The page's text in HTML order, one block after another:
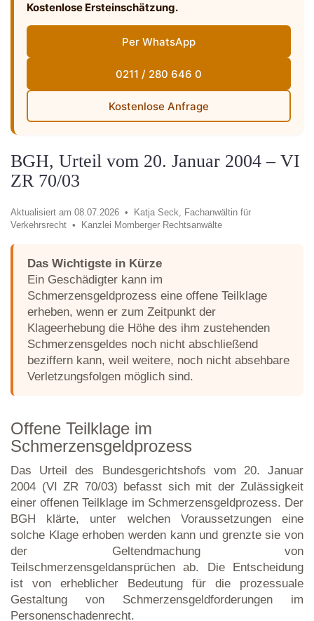
Kostenlose Ersteinschätzung.
Per WhatsApp
0211 / 280 646 0
Kostenlose Anfrage
BGH, Urteil vom 20. Januar 2004 – VI
ZR 70/03
Aktualisiert am 08.07.2026 •
Katja Seck, Fachanwältin für
Verkehrsrecht •
Kanzlei Momberger Rechtsanwälte
Das Wichtigste in Kürze
Ein Geschädigter kann im
Schmerzensgeldprozess eine offene Teilklage
erheben, wenn er zum Zeitpunkt der
Klageerhebung die Höhe des ihm zustehenden
Schmerzensgeldes noch nicht abschließend
beziffern kann, weil weitere, noch nicht absehbare
Verletzungsfolgen möglich sind.
Offene Teilklage im
Schmerzensgeldprozess
Das Urteil des Bundesgerichtshofs vom 20. Januar
2004 (VI ZR 70/03) befasst sich mit der Zulässigkeit
einer offenen Teilklage im Schmerzensgeldprozess. Der
BGH klärte, unter welchen Voraussetzungen eine
solche Klage erhoben werden kann und grenzte sie von
der Geltendmachung von
Teilschmerzensgeldansprüchen ab. Die Entscheidung
ist von erheblicher Bedeutung für die prozessuale
Gestaltung von Schmerzensgeldforderungen im
Personenschadenrecht.